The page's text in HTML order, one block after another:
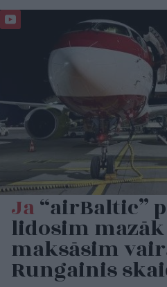
Ja“airBaltic”
lidosim
maksāsim
Rungainis